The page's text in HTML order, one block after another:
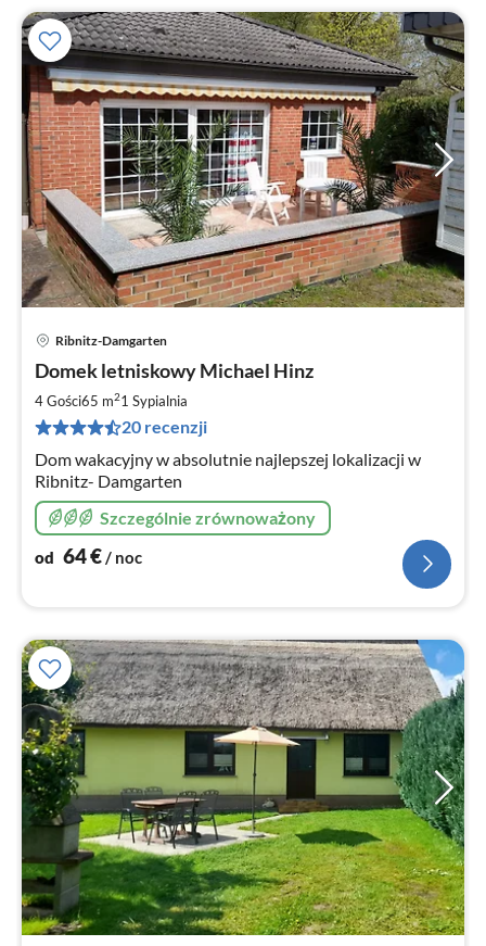
Ribnitz-Damgarten
Domek letniskowy Michael Hinz
4 Gości65 m21 Sypialnia
20 recenzji
Dom wakacyjny w absolutnie najlepszej lokalizacji w
Ribnitz- Damgarten
Szczególnie zrównoważony
od 64€/ noc